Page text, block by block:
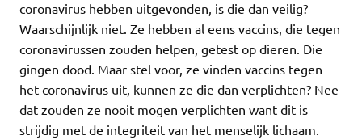
coronavirus hebben uitgevonden, is die dan veilig?
Waarschijnlijk niet. Ze hebben al eens vaccins, die tegen
coronavirussen zouden helpen, getest op dieren. Die
gingen dood. Maar stel voor, ze vinden vaccins tegen
het coronavirus uit, kunnen ze die dan verplichten? Nee
dat zouden ze nooit mogen verplichten want dit is
strijdig met de integriteit van het menselijk lichaam.